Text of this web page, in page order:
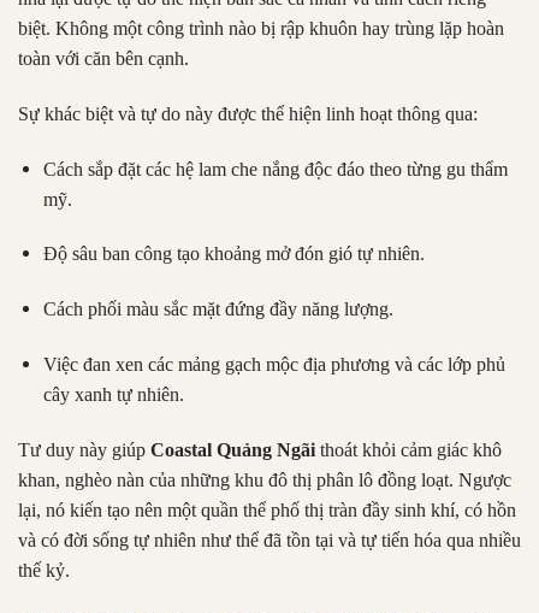
biệt. Không một công trình nào bị rập khuôn hay trùng lặp hoàn
toàn với căn bên cạnh.
Sự khác biệt và tự do này được thể hiện linh hoạt thông qua:
Cách sắp đặt các hệ lam che nắng độc đáo theo từng gu thẩm
mỹ.
Độ sâu ban công tạo khoảng mở đón gió tự nhiên.
Cách phối màu sắc mặt đứng đầy năng lượng.
Việc đan xen các mảng gạch mộc địa phương và các lớp phủ
cây xanh tự nhiên.
Tư duy này giúp Coastal Quảng Ngãi thoát khỏi cảm giác khô
khan, nghèo nàn của những khu đô thị phân lô đồng loạt. Ngược
lại, nó kiến tạo nên một quần thể phố thị tràn đầy sinh khí, có hồn
và có đời sống tự nhiên như thể đã tồn tại và tự tiến hóa qua nhiều
thế kỷ.